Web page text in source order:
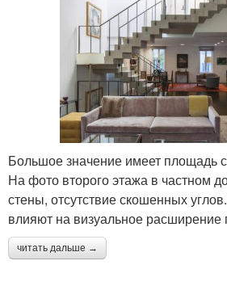
Большое значение имеет площадь
На фото второго этажа в частном
стены, отсутствие скошенных
влияют на визуальное
читать дальше →